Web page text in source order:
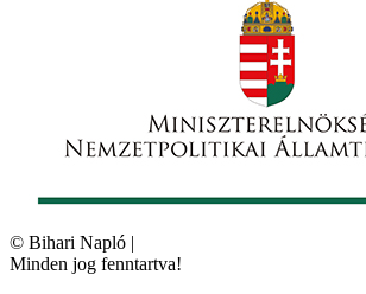
© Bihari Napló |
Minden jog fenntartva!